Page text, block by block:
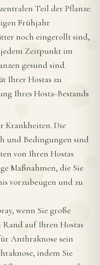
Teil der Pflanze.
Frühjahr
noch eingerollt sind,
jedem Zeitpunkt im
gesund sind.
Ihrer Hostas zu
Ihres Hosta-Bestands
Krankheiten. Die
und Bedingungen sind
von Ihren Hostas
Maßnahmen, die Sie
vorzubeugen und zu
wenn Sie große
auf Ihren Hostas
Anthraknose sein
indem Sie